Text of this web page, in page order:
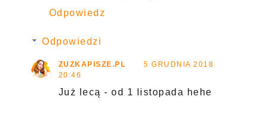
Odpowiedz
Odpowiedzi
ZUZKAPISZE.PL
5 GRUDNIA 2018
20:46
Już lecą - od 1 listopada hehe